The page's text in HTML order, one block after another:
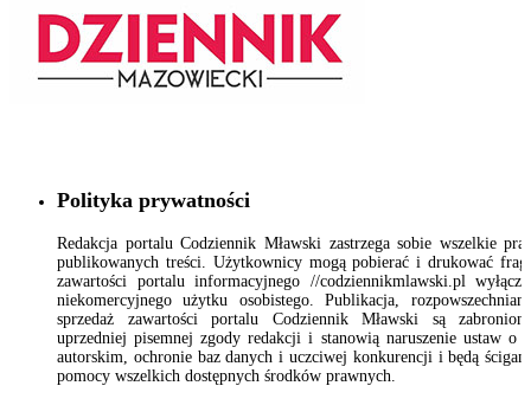
Polityka prywatności
Redakcja portalu Codziennik Mławski zastrzega sobie wszelkie
publikowanych treści. Użytkownicy mogą pobierać i drukować
zawartości portalu informacyjnego //codziennikmlawski.pl
niekomercyjnego użytku osobistego. Publikacja,
sprzedaż zawartości portalu Codziennik Mławski są
uprzedniej pisemnej zgody redakcji i stanowią naruszenie ustaw o
autorskim, ochronie baz danych i uczciwej konkurencji i będą
pomocy wszelkich dostępnych środków prawnych.